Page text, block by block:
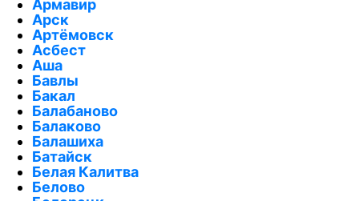
Армавир
Арск
Артёмовск
Асбест
Аша
Бавлы
Бакал
Балабаново
Балаково
Балашиха
Батайск
Белая Калитва
Белово